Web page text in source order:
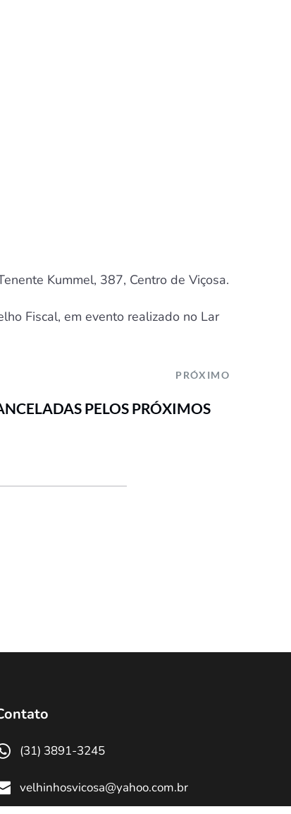
Kummel, 387, Centro de Viçosa.
Fiscal, em evento realizado no Lar
PRÓXIMO
PELOS PRÓXIMOS
(31) 3891-3245
velhinhosvicosa@yahoo.com.br